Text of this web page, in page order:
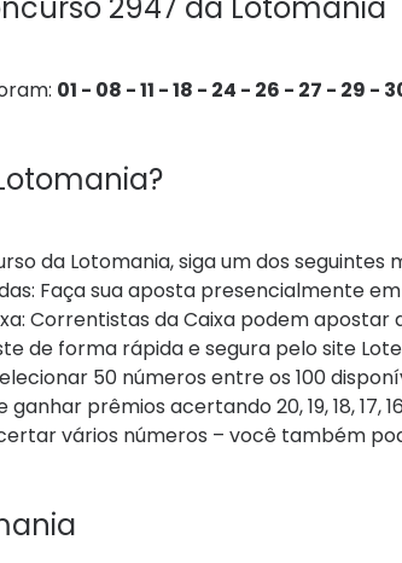
2947 da Lotomania
01 - 08 - 11 - 18 - 24 - 26 - 27 - 29 -
da Lotomania, siga um dos seguintes
Faça sua aposta presencialmente
Correntistas da Caixa podem
de forma rápida e segura pelo site
50 números entre os 100
prêmios acertando 20, 19, 18, 17,
vários números – você também